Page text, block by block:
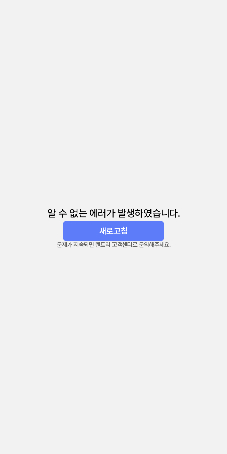
알 수 없는 에러가 발생하였습니다.
새로고침
문제가 지속되면 렌트리 고객센터로 문의해주세요.